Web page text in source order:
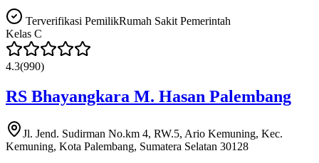
Terverifikasi PemilikRumah Sakit Pemerintah
Kelas C
4.3(990)
RS Bhayangkara M. Hasan Palembang
Jl. Jend. Sudirman No.km 4, RW.5, Ario Kemuning, Kec.
Kemuning, Kota Palembang, Sumatera Selatan 30128